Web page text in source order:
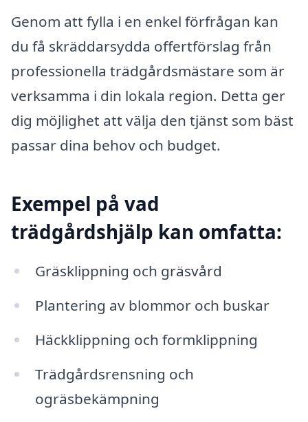
Genom att fylla i en enkel förfrågan kan
du få skräddarsydda offertförslag från
professionella trädgårdsmästare som är
verksamma i din lokala region. Detta ger
dig möjlighet att välja den tjänst som bäst
passar dina behov och budget.
Exempel på vad
trädgårdshjälp kan omfatta:
Gräsklippning och gräsvård
Plantering av blommor och buskar
Häckklippning och formklippning
Trädgårdsrensning och
ogräsbekämpning